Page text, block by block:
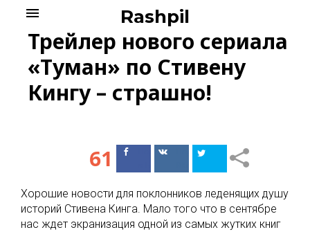
content
Rashpil
menu
Трейлер нового сериала
«Туман» по Стивену
Кингу – страшно!
61
ПоделитьсяПоделиться
Хорошие новости для поклонников леденящих душу
историй Стивена Кинга. Мало того что в сентябре
нас ждет экранизация одной из самых жутких книг